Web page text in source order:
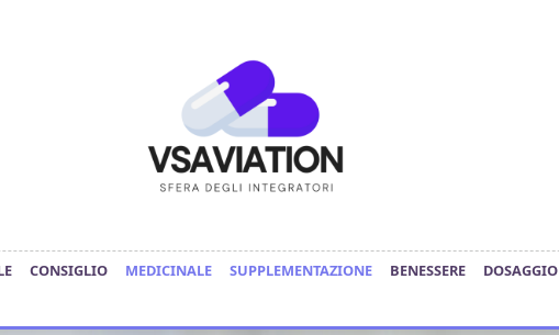
CONSIGLIO MEDICINALE SUPPLEMENTAZIONE BENESSERE
DOSAGGIO